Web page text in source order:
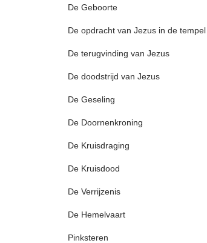
De Geboorte
De opdracht van Jezus in de tempel
De terugvinding van Jezus
De doodstrijd van Jezus
De Geseling
De Doornenkroning
De Kruisdraging
De Kruisdood
De Verrijzenis
De Hemelvaart
Pinksteren